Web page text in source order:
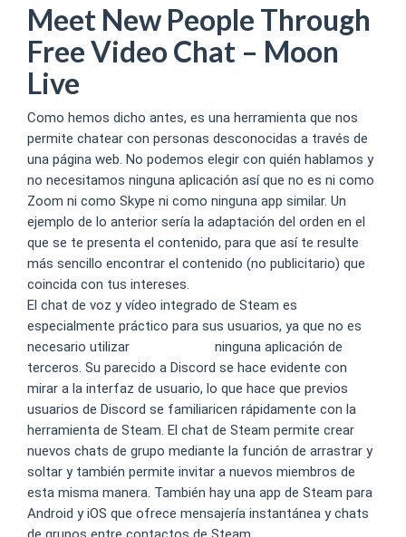
Meet New People Through
Free Video Chat – Moon
Live
Como hemos dicho antes, es una herramienta que nos
permite chatear con personas desconocidas a través de
una página web. No podemos elegir con quién hablamos y
no necesitamos ninguna aplicación así que no es ni como
Zoom ni como Skype ni como ninguna app similar. Un
ejemplo de lo anterior sería la adaptación del orden en el
que se te presenta el contenido, para que así te resulte
más sencillo encontrar el contenido (no publicitario) que
coincida con tus intereses.
El chat de voz y vídeo integrado de Steam es
especialmente práctico para sus usuarios, ya que no es
necesario utilizar
ninguna aplicación de
terceros. Su parecido a Discord se hace evidente con
mirar a la interfaz de usuario, lo que hace que previos
usuarios de Discord se familiaricen rápidamente con la
herramienta de Steam. El chat de Steam permite crear
nuevos chats de grupo mediante la función de arrastrar y
soltar y también permite invitar a nuevos miembros de
esta misma manera. También hay una app de Steam para
Android y iOS que ofrece mensajería instantánea y chats